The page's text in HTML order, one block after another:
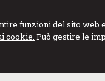
funzioni del sito web
cookie. Può gestire le